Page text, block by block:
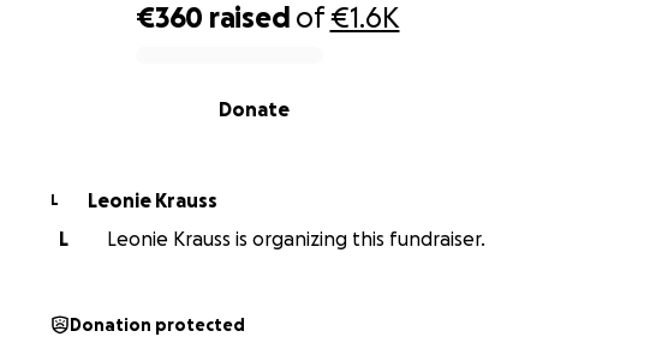
€360 raised of€1.6K
Donate
L
Leonie Krauss
L
Leonie Krauss is organizing this fundraiser.
Donation protected